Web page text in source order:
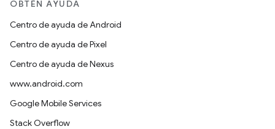
OBTÉN AYUDA
Centro de ayuda de Android
Centro de ayuda de Pixel
Centro de ayuda de Nexus
www.android.com
Google Mobile Services
Stack Overflow